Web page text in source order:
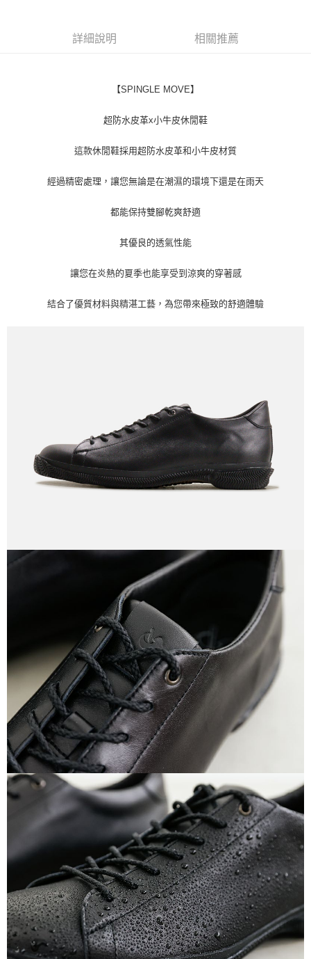
每筆NT$60
詳細說明 相關推薦
【SPINGLE MOVE】
超防水皮革x小牛皮休閒鞋
這款休閒鞋採用超防水皮革和小牛皮材質
經過精密處理，讓您無論是在潮濕的環境下還是在雨天
都能保持雙腳乾爽舒適
其優良的透氣性能
讓您在炎熱的夏季也能享受到涼爽的穿著感
結合了優質材料與精湛工藝，為您帶來極致的舒適體驗